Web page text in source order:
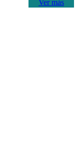
Ver más